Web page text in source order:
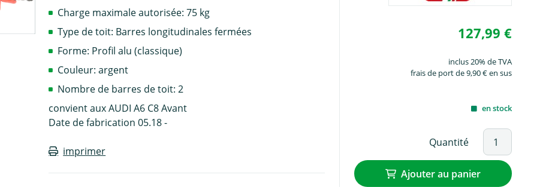
Charge maximale autorisée: 75 kg
Type de toit: Barres longitudinales fermées
Forme: Profil alu (classique)
Couleur: argent
Nombre de barres de toit: 2
convient aux AUDI A6 C8 Avant
Date de fabrication 05.18 -
imprimer
127,99 €
inclus 20% de TVA
frais de port de 9,90 € en sus
en stock
Quantité
Ajouter au panier